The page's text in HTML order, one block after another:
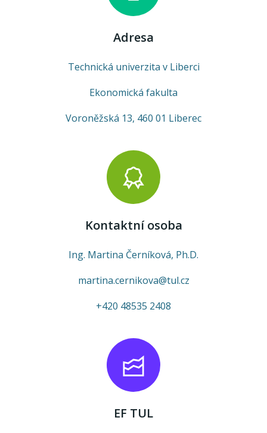
Adresa
Technická univerzita v Liberci
Ekonomická fakulta
Voroněžská 13, 460 01 Liberec
Kontaktní osoba
Ing. Martina Černíková, Ph.D.
martina.cernikova@tul.cz
+420 48535 2408
EF TUL